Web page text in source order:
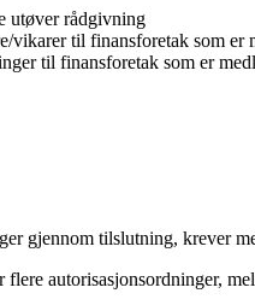
utøver rådgivning
vikarer til finansforetak som er
til finansforetak som er
gjennom tilslutning, krever
autorisasjonsordninger,